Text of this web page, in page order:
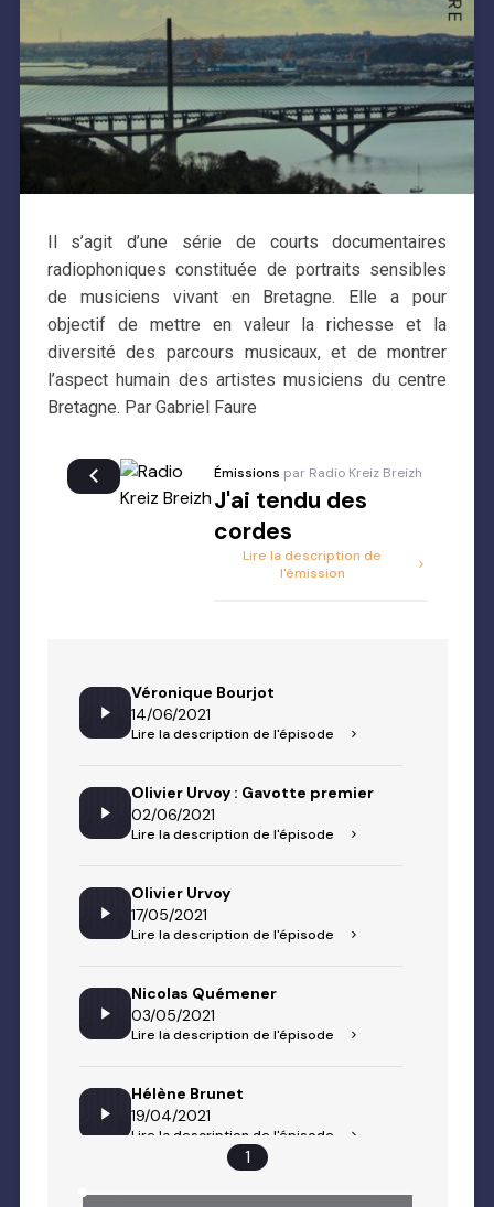
Il s’agit d’une série de courts documentaires
radiophoniques constituée de portraits sensibles
de musiciens vivant en Bretagne. Elle a pour
objectif de mettre en valeur la richesse et la
diversité des parcours musicaux, et de montrer
l’aspect humain des artistes musiciens du centre
Bretagne. Par Gabriel Faure